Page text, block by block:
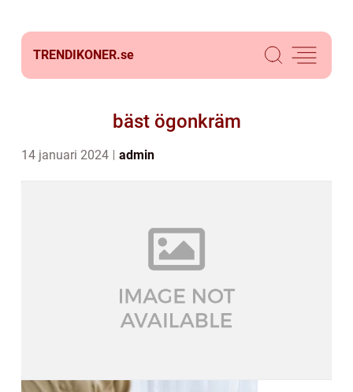
TRENDIKONER.se
bäst ögonkräm
14 januari 2024 admin